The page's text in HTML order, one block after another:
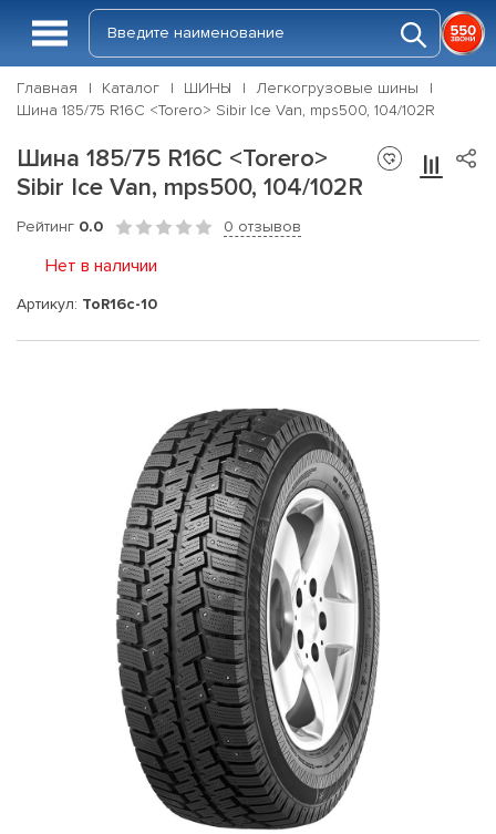
Главная Каталог ШИНЫ
Легкогрузовые шины
Шина 185/75 R16C <Torero> Sibir Ice Van, mps500, 104/102R
Шина 185/75 R16C <Torero>
Sibir Ice Van, mps500, 104/102R
Рейтинг 0.0 0 отзывов
Нет в наличии
Артикул: ToR16c-10